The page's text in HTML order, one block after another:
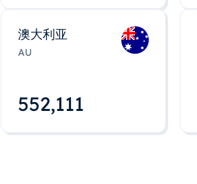
澳大利亚
AU
552,112